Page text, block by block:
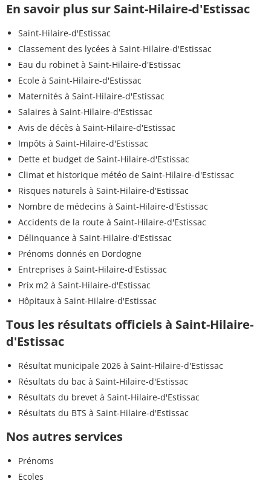
En savoir plus sur Saint-Hilaire-d'Estissac
Saint-Hilaire-d'Estissac
Classement des lycées à Saint-Hilaire-d'Estissac
Eau du robinet à Saint-Hilaire-d'Estissac
Ecole à Saint-Hilaire-d'Estissac
Maternités à Saint-Hilaire-d'Estissac
Salaires à Saint-Hilaire-d'Estissac
Avis de décès à Saint-Hilaire-d'Estissac
Impôts à Saint-Hilaire-d'Estissac
Dette et budget de Saint-Hilaire-d'Estissac
Climat et historique météo de Saint-Hilaire-d'Estissac
Risques naturels à Saint-Hilaire-d'Estissac
Nombre de médecins à Saint-Hilaire-d'Estissac
Accidents de la route à Saint-Hilaire-d'Estissac
Délinquance à Saint-Hilaire-d'Estissac
Prénoms donnés en Dordogne
Entreprises à Saint-Hilaire-d'Estissac
Prix m2 à Saint-Hilaire-d'Estissac
Hôpitaux à Saint-Hilaire-d'Estissac
Tous les résultats officiels à Saint-Hilaire-
d'Estissac
Résultat municipale 2026 à Saint-Hilaire-d'Estissac
Résultats du bac à Saint-Hilaire-d'Estissac
Résultats du brevet à Saint-Hilaire-d'Estissac
Résultats du BTS à Saint-Hilaire-d'Estissac
Nos autres services
Prénoms
Ecoles